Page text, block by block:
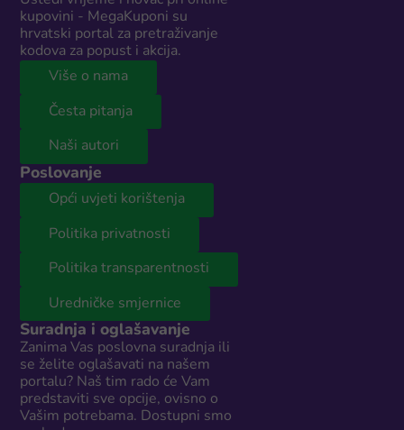
kupovini - MegaKuponi su
hrvatski portal za pretraživanje
kodova za popust i akcija.
Više o nama
Česta pitanja
Naši autori
Poslovanje
Opći uvjeti korištenja
Politika privatnosti
Politika transparentnosti
Uredničke smjernice
Suradnja i oglašavanje
Zanima Vas poslovna suradnja ili
se želite oglašavati na našem
portalu? Naš tim rado će Vam
predstaviti sve opcije, ovisno o
Vašim potrebama. Dostupni smo